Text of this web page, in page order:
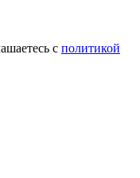
с политикой